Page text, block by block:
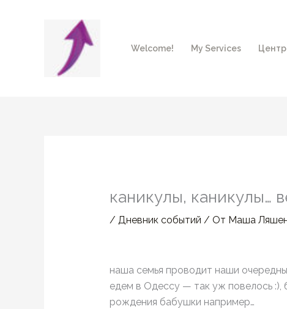
содержимому
Welcome! My Services
каникулы, каникулы…
/ Дневник событий / От Маша
наша семья проводит наши
едем в Одессу — так уж повелось :),
рождения бабушки например…